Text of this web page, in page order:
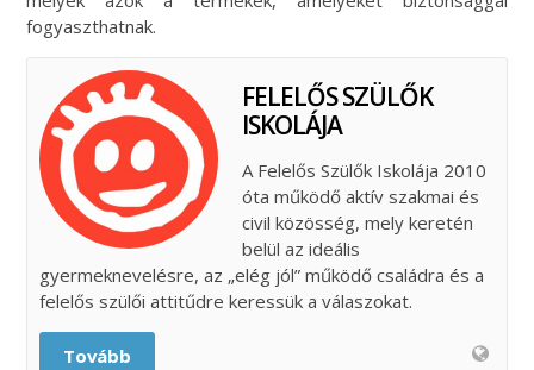
fogyaszthatnak.
FELELŐS SZÜLŐK
ISKOLÁJA
A Felelős Szülők Iskolája 2010
óta működő aktív szakmai és
civil közösség, mely keretén
belül az ideális
gyermeknevelésre, az „elég jól” működő családra és a
felelős szülői attitűdre keressük a válaszokat.
Tovább